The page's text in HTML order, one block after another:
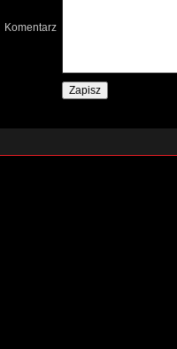
Komentarz